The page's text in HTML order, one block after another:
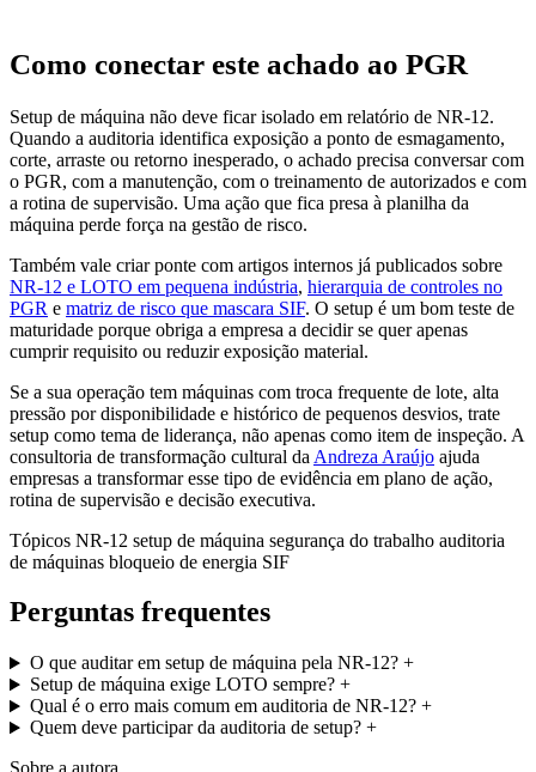
Como conectar este achado ao PGR
Setup de máquina não deve ficar isolado em relatório de NR-12.
Quando a auditoria identifica exposição a ponto de esmagamento,
corte, arraste ou retorno inesperado, o achado precisa conversar com
o PGR, com a manutenção, com o treinamento de autorizados e com
a rotina de supervisão. Uma ação que fica presa à planilha da
máquina perde força na gestão de risco.
Também vale criar ponte com artigos internos já publicados sobre
NR-12 e LOTO em pequena indústria, hierarquia de controles no
PGR e matriz de risco que mascara SIF. O setup é um bom teste de
maturidade porque obriga a empresa a decidir se quer apenas
cumprir requisito ou reduzir exposição material.
Se a sua operação tem máquinas com troca frequente de lote, alta
pressão por disponibilidade e histórico de pequenos desvios, trate
setup como tema de liderança, não apenas como item de inspeção. A
consultoria de transformação cultural da Andreza Araújo ajuda
empresas a transformar esse tipo de evidência em plano de ação,
rotina de supervisão e decisão executiva.
Tópicos NR-12 setup de máquina segurança do trabalho auditoria
de máquinas bloqueio de energia SIF
Perguntas frequentes
O que auditar em setup de máquina pela NR-12?+
Setup de máquina exige LOTO sempre?+
Qual é o erro mais comum em auditoria de NR-12?+
Quem deve participar da auditoria de setup?+